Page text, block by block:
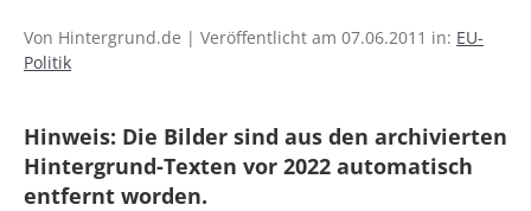
Von Hintergrund.de | Veröffentlicht am 07.06.2011 in: EU-
Politik
Hinweis: Die Bilder sind aus den archivierten
Hintergrund-Texten vor 2022 automatisch
entfernt worden.